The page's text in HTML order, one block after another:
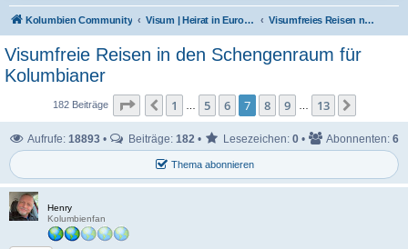
Kolumbien Community Visum | Heirat in Europa | Visaangelegenheiten Visumfreies Reisen nach Europa
Visumfreie Reisen in den Schengenraum für
Kolumbianer
182 Beiträge Seite von 13
Vorherige
1 … 5 6 7 8 9 … 13
Thema abonnieren
Aufrufe: 18893 • Beiträge: 182 • Lesezeichen: 0 • Abonnenten: 6
Henry
Kolumbienfan